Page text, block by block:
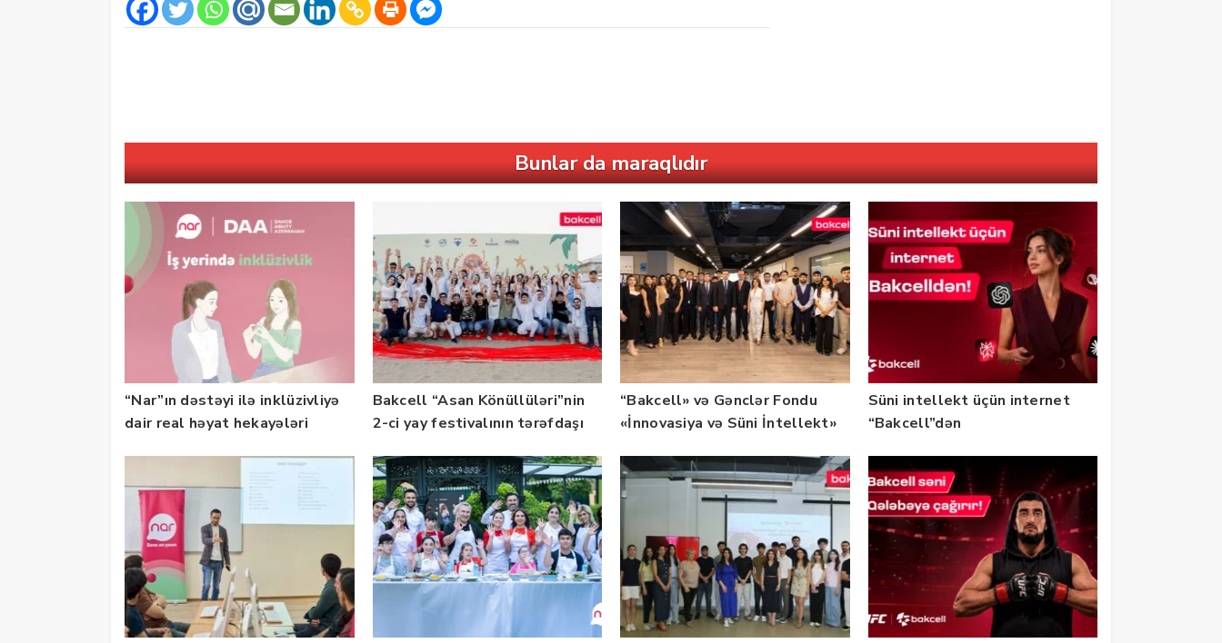
Bunlar da maraqlıdır
“Nar”ın dəstəyi ilə inklüzivliyə
dair real həyat hekayələri
Bakcell “Asan Könüllüləri”nin
2-ci yay festivalının tərəfdaşı
“Bakcell» və Gənclər Fondu
«İnnovasiya və Süni İntellekt»
qalibləri ilə görüş keçirib
Süni intellekt üçün internet
“Bakcell”dən